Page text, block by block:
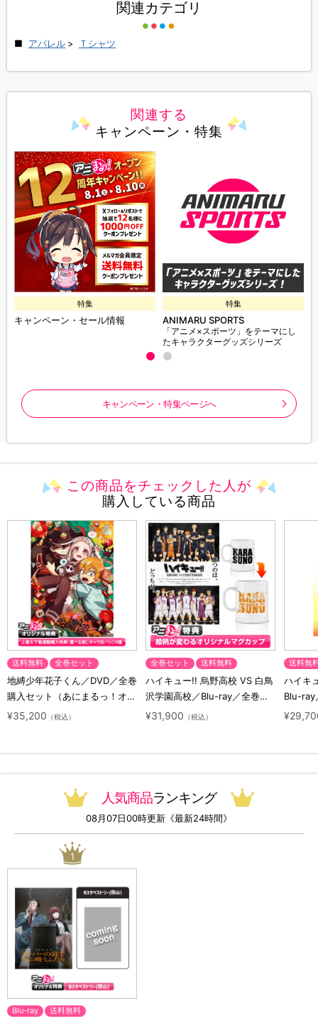
関連カテゴリ
アパレル > Ｔシャツ
関連する
キャンペーン・特集
特集
キャンペーン・セール情報
特集
ANIMARU SPORTS
「アニメ×スポーツ」をテーマにし
たキャラクターグッズシリーズ
キャンペーン・特集ページへ
この商品をチェックした人が
購入している商品
送料無料 全巻セット
地縛少年花子くん／DVD／全巻
購入セット（あにまるっ！オリ
ジナル特典付き・送料無料）
¥35,200 （税込）
全巻セット 送料無料
ハイキュー!! 烏野高校 VS 白鳥
沢学園高校／Blu-ray／全巻セ
ット（初回生産限定・アニまる
¥31,900 （税込）
送料無
ハイキ
Blu-ray
ト（初
人気商品ランキング
08月07日00時更新《最新24時間》
1
Blu-ray 送料無料